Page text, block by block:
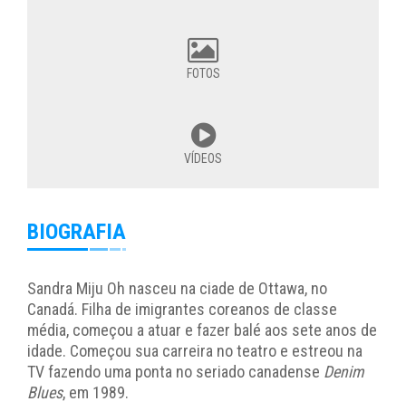
FOTOS
VÍDEOS
BIOGRAFIA
Sandra Miju Oh nasceu na ciade de Ottawa, no
Canadá. Filha de imigrantes coreanos de classe
média, começou a atuar e fazer balé aos sete anos de
idade. Começou sua carreira no teatro e estreou na
TV fazendo uma ponta no seriado canadense Denim
Blues, em 1989.